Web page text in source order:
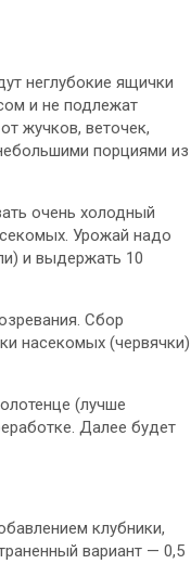
неглубокие ящички
и не подлежат
жучков, веточек,
порциями из
очень холодный
Урожай надо
и выдержать 10
Сбор
насекомых (червячки)
(лучше
Далее будет
клубники,
вариант — 0,5